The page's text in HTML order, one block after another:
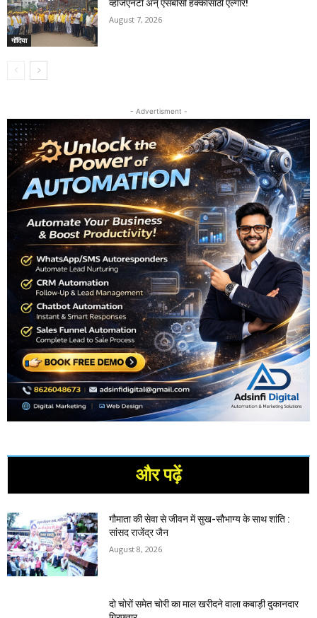
गोंदिया
व्हीजेएनटी अन् एसबीसी हक्कांसाठी एल्गार!
August 7, 2026
- Advertisment -
और पढ़ें
गौमाता की सेवा से जीवन में सुख-सौभाग्य के साथ शांति :
सांसद राजेंद्र जैन
August 8, 2026
दो चोरों समेत चोरी का माल खरीदने वाला कबाड़ी दुकानदार